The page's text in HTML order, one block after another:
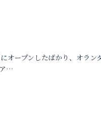
オープンしたばかり、オラン
…